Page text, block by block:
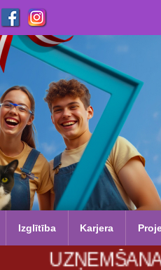
Izglītība Karjera
UZŅEMŠANA